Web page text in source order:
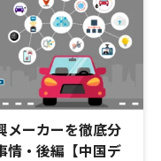
メーカーを徹底分
情・後編【中国デ